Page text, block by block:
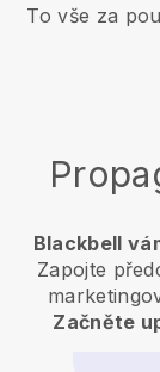
To vše za
Blackbell
Zapojte
Začněte